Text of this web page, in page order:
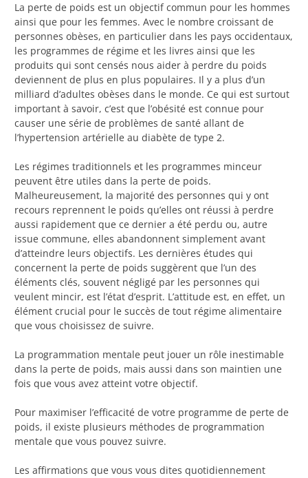
La perte de poids est un objectif commun pour les hommes
ainsi que pour les femmes. Avec le nombre croissant de
personnes obèses, en particulier dans les pays occidentaux,
les programmes de régime et les livres ainsi que les
produits qui sont censés nous aider à perdre du poids
deviennent de plus en plus populaires. Il y a plus d’un
milliard d’adultes obèses dans le monde. Ce qui est surtout
important à savoir, c’est que l’obésité est connue pour
causer une série de problèmes de santé allant de
l’hypertension artérielle au diabète de type 2.
Les régimes traditionnels et les programmes minceur
peuvent être utiles dans la perte de poids.
Malheureusement, la majorité des personnes qui y ont
recours reprennent le poids qu’elles ont réussi à perdre
aussi rapidement que ce dernier a été perdu ou, autre
issue commune, elles abandonnent simplement avant
d’atteindre leurs objectifs. Les dernières études qui
concernent la perte de poids suggèrent que l’un des
éléments clés, souvent négligé par les personnes qui
veulent mincir, est l’état d’esprit. L’attitude est, en effet, un
élément crucial pour le succès de tout régime alimentaire
que vous choisissez de suivre.
La programmation mentale peut jouer un rôle inestimable
dans la perte de poids, mais aussi dans son maintien une
fois que vous avez atteint votre objectif.
Pour maximiser l’efficacité de votre programme de perte de
poids, il existe plusieurs méthodes de programmation
mentale que vous pouvez suivre.
Les affirmations que vous vous dites quotidiennement